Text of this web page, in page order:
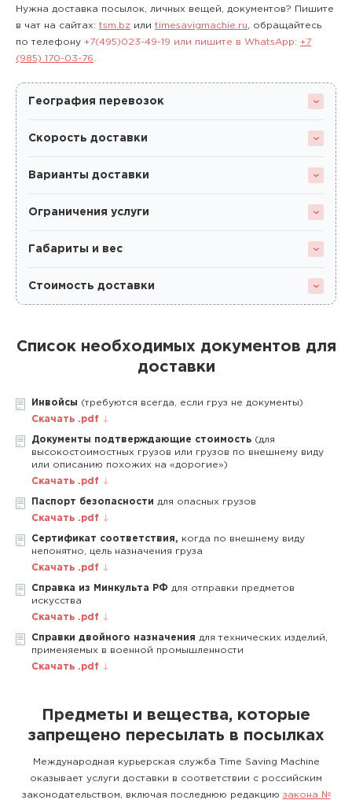
Нужна доставка посылок, личных вещей, документов? Пишите
в чат на сайтах: tsm.bz или timesavigmachie.ru , обращайтесь
по телефону +7(495)023-49-19 или пишите в WhatsApp: +7
(985) 170-03-76
География перевозок
Скорость доставки
Варианты доставки
Ограничения услуги
Габариты и вес
Стоимость доставки
Список необходимых документов для
доставки
Инвойсы (требуются всегда, если груз не документы)
Скачать .pdf
Документы подтверждающие стоимость (для
высокостоимостных грузов или грузов по внешнему виду
или описанию похожих на «дорогие»)
Скачать .pdf
Паспорт безопасности для опасных грузов
Скачать .pdf
Сертификат соответствия, когда по внешнему виду
непонятно, цель назначения груза
Скачать .pdf
Справка из Минкульта РФ для отправки предметов
искусства
Скачать .pdf
Справки двойного назначения для технических изделий,
применяемых в военной промышленности
Скачать .pdf
Предметы и вещества, которые
запрещено пересылать в посылках
Международная курьерская служба Time Saving Machine
оказывает услуги доставки в соответствии с российским
законодательством, включая последнюю редакцию закона №